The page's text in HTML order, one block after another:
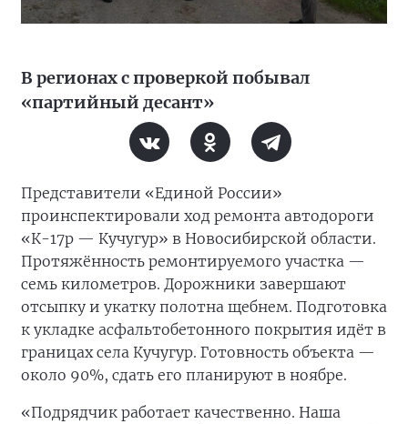
В регионах с проверкой побывал
«партийный десант»
Представители «Единой России»
проинспектировали ход ремонта автодороги
«К-17р — Кучугур» в Новосибирской области.
Протяжённость ремонтируемого участка —
семь километров. Дорожники завершают
отсыпку и укатку полотна щебнем. Подготовка
к укладке асфальтобетонного покрытия идёт в
границах села Кучугур. Готовность объекта —
около 90%, сдать его планируют в ноябре.
«Подрядчик работает качественно. Наша